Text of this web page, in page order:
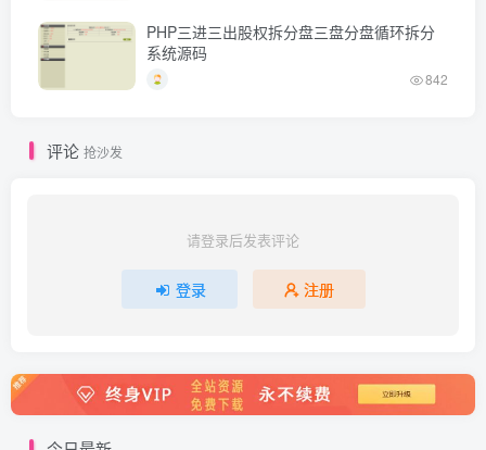
PHP三进三出股权拆分盘三盘分盘循环拆分
系统源码
842
评论 抢沙发
请登录后发表评论
登录 注册